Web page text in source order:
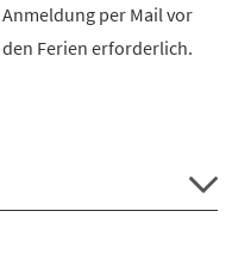
Anmeldung per Mail vor
den Ferien erforderlich.